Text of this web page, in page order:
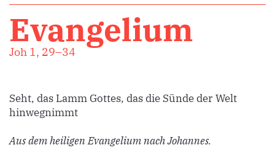
Evangelium
Joh 1, 29–34
Seht, das Lamm Gottes, das die Sünde der Welt
hinwegnimmt
Aus dem heiligen Evangelium nach Johannes.